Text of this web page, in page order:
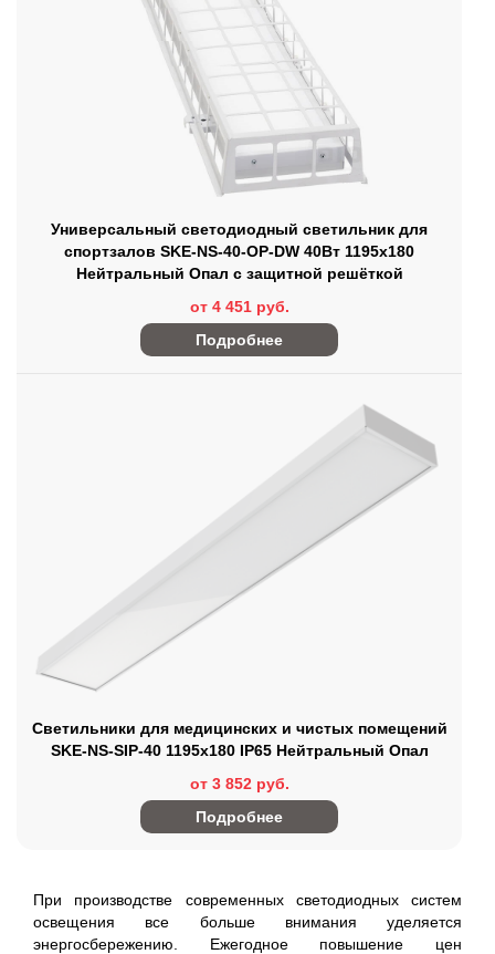
Универсальный светодиодный светильник для
спортзалов SKE-NS-40-OP-DW 40Вт 1195х180
Нейтральный Опал с защитной решёткой
от 4 451 руб.
Подробнее
Светильники для медицинских и чистых помещений
SKE-NS-SIP-40 1195x180 IP65 Нейтральный Опал
от 3 852 руб.
Подробнее
При производстве современных светодиодных систем
освещения все больше внимания уделяется
энергосбережению. Ежегодное повышение цен